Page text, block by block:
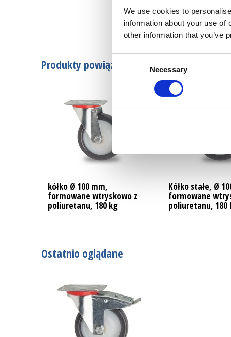
We use cookies to
information about your use of
other information that you’ve
Selection
Necessary
Produkty powiązane
kółko Ø 100 mm,
formowane wtryskowo z
poliuretanu, 180 kg
Kółko stałe, Ø
formowane
poliuretanu, 180
Ostatnio oglądane